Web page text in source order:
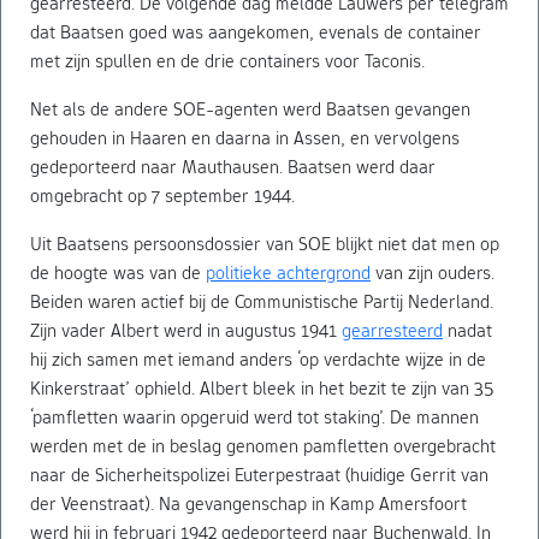
dat Baatsen goed was aangekomen, evenals de container
met zijn spullen en de drie containers voor Taconis.
Net als de andere SOE-agenten werd Baatsen gevangen
gehouden in Haaren en daarna in Assen, en vervolgens
gedeporteerd naar Mauthausen. Baatsen werd daar
omgebracht op 7 september 1944.
Uit Baatsens persoonsdossier van SOE blijkt niet dat men op
de hoogte was van de politieke achtergrond van zijn ouders.
Beiden waren actief bij de Communistische Partij Nederland.
Zijn vader Albert werd in augustus 1941gearresteerd nadat
hij zich samen met iemand anders ‘op verdachte wijze in de
Kinkerstraat’ ophield. Albert bleek in het bezit te zijn van 35
‘pamfletten waarin opgeruid werd tot staking’. De mannen
werden met de in beslag genomen pamfletten overgebracht
naar de Sicherheitspolizei Euterpestraat (huidige Gerrit van
der Veenstraat). Na gevangenschap in Kamp Amersfoort
werd hij in februari 1942 gedeporteerd naar Buchenwald. In